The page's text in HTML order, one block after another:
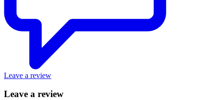
Leave a review
Leave a review